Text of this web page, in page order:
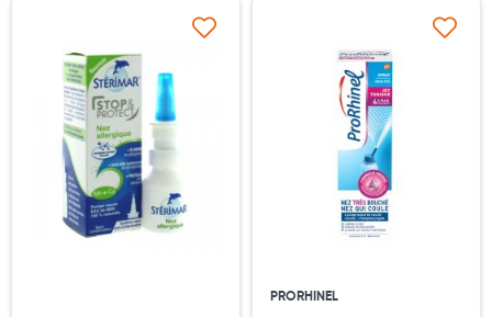
Douleurs articulaires et musculaires
Santé séniors
Anti acariens, anti gale, anti tiques, insectifuges
Vétérinaire
Incontinence
Ajouter à ma liste d’envie
PRORHINEL
Ajouter à ma liste